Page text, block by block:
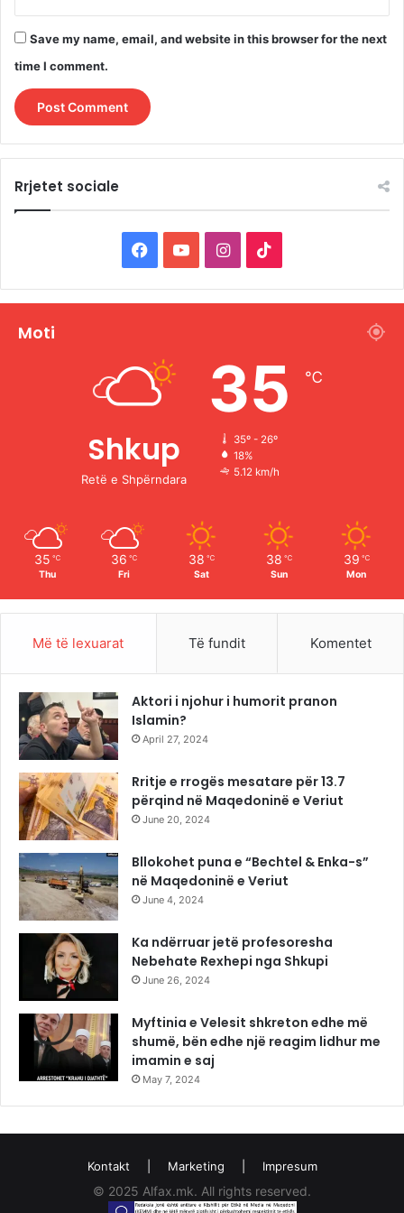
Save my name, email, and website in this browser for the next
time I comment.
Rrjetet sociale
a
e
b
o
I
n
a
g
r
i
o
k
Moti
Shkup
Retë e Shpërndara
35 ℃
35º - 26º
18%
5.12 km/h
35 ℃
Thu
36 ℃
Fri
38 ℃
Sat
38 ℃
Sun
39 ℃
Mon
Më të lexuarat Të fundit Komentet
Aktori i njohur i humorit pranon
Islamin?
April 27, 2024
Rritje e rrogës mesatare për 13.7
përqind në Maqedoninë e Veriut
June 20, 2024
Bllokohet puna e “Bechtel & Enka-s”
në Maqedoninë e Veriut
June 4, 2024
Ka ndërruar jetë profesoresha
Nebehate Rexhepi nga Shkupi
June 26, 2024
Myftinia e Velesit shkreton edhe më
shumë, bën edhe një reagim lidhur me
imamin e saj
May 7, 2024
Kontakt Marketing Impresum
© 2025 Alfax.mk. All rights reserved.